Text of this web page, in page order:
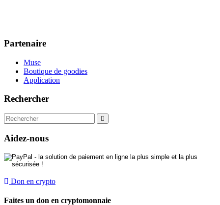
Partenaire
Muse
Boutique de goodies
Application
Rechercher
Aidez-nous
Don en crypto
Faites un don en cryptomonnaie